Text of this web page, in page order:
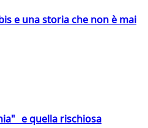
e una storia che non è mai
e quella rischiosa